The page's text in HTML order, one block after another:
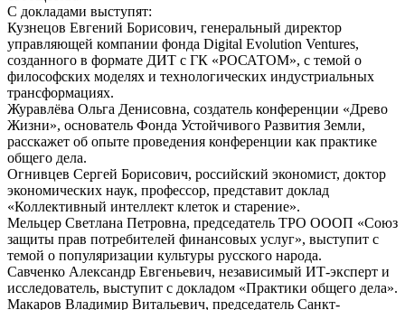
С докладами выступят:
Кузнецов Евгений Борисович, генеральный директор
управляющей компании фонда Digital Evolution Ventures,
созданного в формате ДИТ с ГК «РОСАТОМ», с темой о
философских моделях и технологических индустриальных
трансформациях.
Журавлёва Ольга Денисовна, создатель конференции «Древо
Жизни», основатель Фонда Устойчивого Развития Земли,
расскажет об опыте проведения конференции как практике
общего дела.
Огнивцев Сергей Борисович, российский экономист, доктор
экономических наук, профессор, представит доклад
«Коллективный интеллект клеток и старение».
Мельцер Светлана Петровна, председатель ТРО ОООП «Союз
защиты прав потребителей финансовых услуг», выступит с
темой о популяризации культуры русского народа.
Савченко Александр Евгеньевич, независимый ИТ-эксперт и
исследователь, выступит с докладом «Практики общего дела».
Макаров Владимир Витальевич, председатель Санкт-